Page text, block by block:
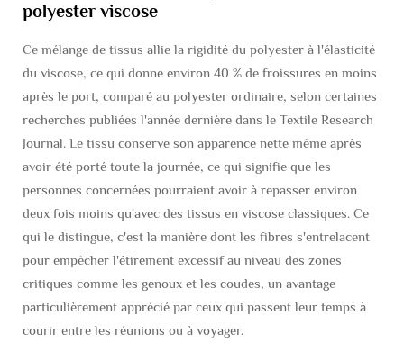
polyester viscose
Ce mélange de tissus allie la rigidité du polyester à l'élasticité
du viscose, ce qui donne environ 40 % de froissures en moins
après le port, comparé au polyester ordinaire, selon certaines
recherches publiées l'année dernière dans le Textile Research
Journal. Le tissu conserve son apparence nette même après
avoir été porté toute la journée, ce qui signifie que les
personnes concernées pourraient avoir à repasser environ
deux fois moins qu'avec des tissus en viscose classiques. Ce
qui le distingue, c'est la manière dont les fibres s'entrelacent
pour empêcher l'étirement excessif au niveau des zones
critiques comme les genoux et les coudes, un avantage
particulièrement apprécié par ceux qui passent leur temps à
courir entre les réunions ou à voyager.